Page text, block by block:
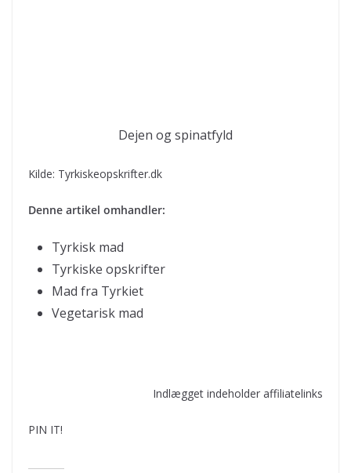
Dejen og spinatfyld
Kilde: Tyrkiskeopskrifter.dk
Denne artikel omhandler:
Tyrkisk mad
Tyrkiske opskrifter
Mad fra Tyrkiet
Vegetarisk mad
Indlægget indeholder affiliatelinks
PIN IT!